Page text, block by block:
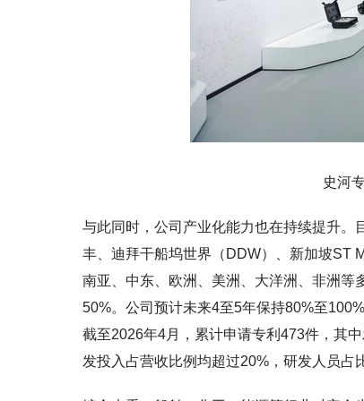
史河
与此同时，公司产业化能力也在持续提升。
丰、迪拜干船坞世界（DDW）、新加坡ST
南亚、中东、欧洲、美洲、大洋洲、非洲等
50%。公司预计未来4至5年保持80%至
截至2026年4月，累计申请专利473件，其
发投入占营收比例均超过20%，研发人员占